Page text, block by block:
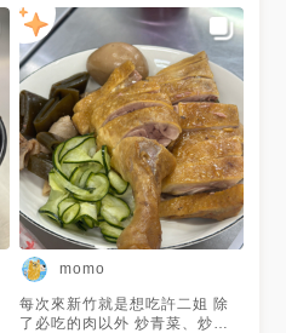
大碗 真的不是開玩笑的那種 份
量爆炸多 鴨肉又嫩又香 帶點油
脂的香氣 配上滷汁 整碗飯都被
滷到超入味 每次一吃就是滿滿
的回憶 那個味道根本刻在記憶
裡 炒鴨血一定要點 超酸超開胃
但不是死酸的那種 是酸得剛剛
好 配飯一流 而且還是軟的鴨血
入口滑嫩又有味道 吃一口就停
不下來 這個味道真的無敵～ 炒
青菜也很讚 炒得剛剛好 不會油
膩 味道也不會太重 配著鴨肉飯
一起吃 剛好解膩又爽口 這家真
的是我的童年記憶 每次吃到這
味道 就好像回到小時候一樣 來
新竹沒吃許二姊 就像沒來過一
樣 🌟5/5
momo
每次來新竹就是想吃許二姐 除
了必吃的肉以外 炒青菜、炒鴨